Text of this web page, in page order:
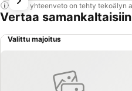
Tämä yhteenveto on tehty
Vertaa
Valittu majoitus